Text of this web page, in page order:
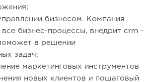
бизнесом. Компания
все бизнес-процессы, внедрит crm -
в решении
задач;
маркетинговых инструментов
новых клиентов и пошаговый